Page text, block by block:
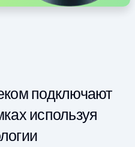
подключают
используя